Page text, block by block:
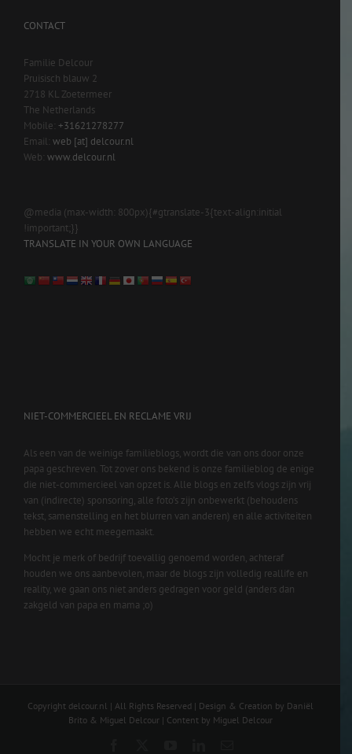
CONTACT
Familie Delcour
Pruisisch blauw 2
2718 KL Zoetermeer
The Netherlands
Mobile: +31621278277
Email: web [at] delcour.nl
Web: www.delcour.nl
@media (max-width: 800px){#gtranslate-3{text-align:initial
!important;}}
TRANSLATE IN YOUR OWN LANGUAGE
NIET-COMMERCIEEL EN RECLAME VRIJ
Als een van de weinige familieblogs, wordt die van ons door onze
papa geschreven. Tot zover ons bekend is onze familieblog de enige
die niet-commercieel van opzet is. Alle blogs en zelfs vlogs zijn vrij
van (indirecte) sponsoring, alle foto’s zijn onbewerkt (behoudens
tekst, samenstelling en het blurren van anderen) en alle activiteiten
hebben we echt meegemaakt.
Mocht je merk of bedrijf toevallig genoemd worden, achteraf
houden we ons aanbevolen, maar de blogs zijn volledig reallife en
reality, we gaan ons niet anders gedragen voor geld (anders dan
zakgeld van papa en mama ;o)
Copyright delcour.nl | All Rights Reserved | Design & Creation by Daniël
Brito & Miguel Delcour | Content by Miguel Delcour